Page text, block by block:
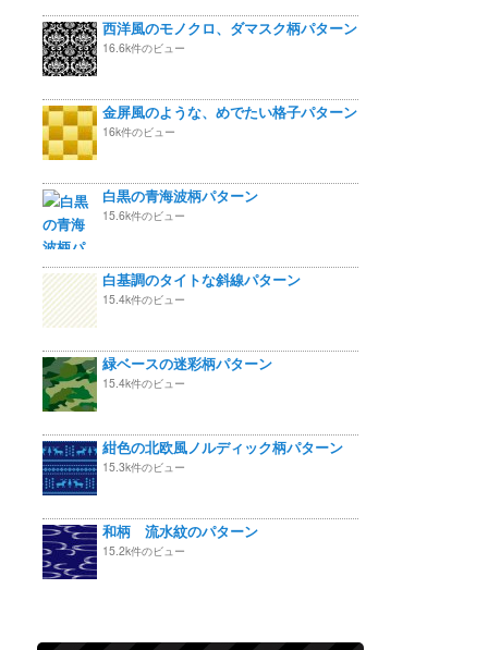
西洋風のモノクロ、ダマスク柄パターン
16.6k件のビュー
金屏風のような、めでたい格子パターン
16k件のビュー
白黒の青海波柄パターン
15.6k件のビュー
白基調のタイトな斜線パターン
15.4k件のビュー
緑ベースの迷彩柄パターン
15.4k件のビュー
紺色の北欧風ノルディック柄パターン
15.3k件のビュー
和柄 流水紋のパターン
15.2k件のビュー